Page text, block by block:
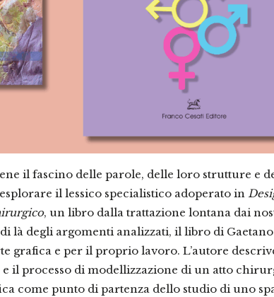
il fascino delle parole, delle loro strutture e
il lessico specialistico adoperato in
, un libro dalla trattazione lontana dai
là degli argomenti analizzati, il libro di
grafica e per il proprio lavoro. L’autore
il processo di modellizzazione di un atto
come punto di partenza dello studio di uno